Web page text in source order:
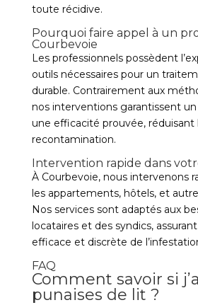
toute récidive.
Pourquoi faire appel à un
Courbevoie
Les professionnels possèdent
outils nécessaires pour un
durable. Contrairement aux
nos interventions garantissent
une efficacité prouvée, réduisant
recontamination.
Intervention rapide dans
À Courbevoie, nous intervenons
les appartements, hôtels, et
Nos services sont adaptés aux
locataires et des syndics,
efficace et discrète de
FAQ
Comment savoir si
punaises de lit ?